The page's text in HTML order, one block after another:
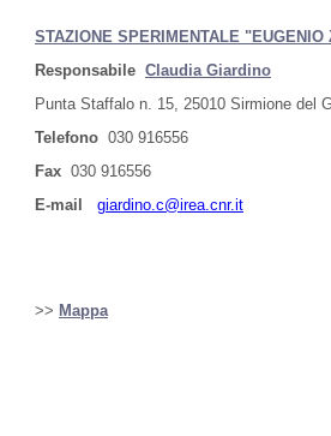
STAZIONE SPERIMENTALE
Responsabile Claudia Giardino
Punta Staffalo n. 15, 25010 Sirmione del
Telefono 030 916556
Fax 030 916556
E-mail
giardino.c@irea.cnr.it
>> Mappa